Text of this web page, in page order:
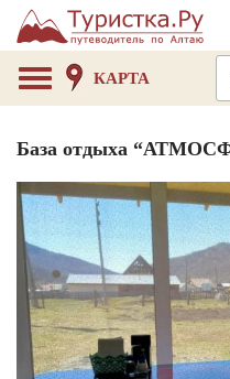
КАРТА
База отдыха